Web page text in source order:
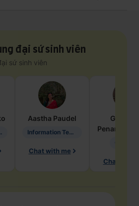
đại sứ sinh viên
sứ sinh viên
Aastha Paudel
Information Technology
Chat with me
Penarete
Chat with